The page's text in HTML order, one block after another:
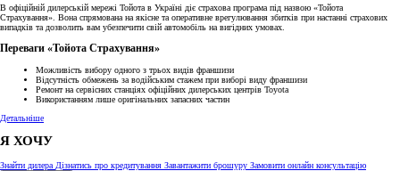
В офіційній дилерській мережі Тойота в Україні діє страхова програма під назвою «Тойота
Страхування». Вона спрямована на якісне та оперативне врегулювання збитків при настанні страхових
випадків та дозволить вам убезпечити свій автомобіль на вигідних умовах.
Переваги «Тойота Страхування»
Можливість вибору одного з трьох видів франшизи
Відсутність обмежень за водійським стажем при виборі виду франшизи
Ремонт на сервісних станціях офіційних дилерських центрів Toyota
Використанням лише оригінальних запасних частин
Детальніше
Я ХОЧУ
Знайти дилера Дізнатись про кредитування Завантажити брошуру Замовити онлайн консультацію